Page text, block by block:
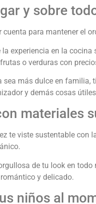
y sobre
cuenta para mantener el
la experiencia en la
o verduras con
sea más dulce en
y demás cosas
materiales
te viste sustentable con
de tu look en
y delicado.
niños al